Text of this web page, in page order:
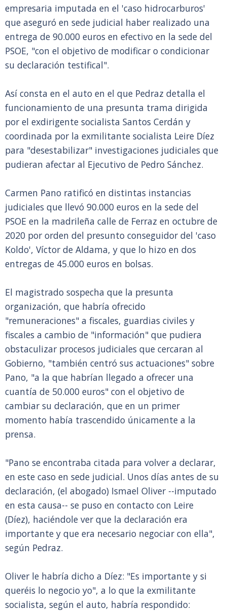
empresaria imputada en el 'caso hidrocarburos'
que aseguró en sede judicial haber realizado una
entrega de 90.000 euros en efectivo en la sede del
PSOE, "con el objetivo de modificar o condicionar
su declaración testifical".
Así consta en el auto en el que Pedraz detalla el
funcionamiento de una presunta trama dirigida
por el exdirigente socialista Santos Cerdán y
coordinada por la exmilitante socialista Leire Díez
para "desestabilizar" investigaciones judiciales que
pudieran afectar al Ejecutivo de Pedro Sánchez.
Carmen Pano ratificó en distintas instancias
judiciales que llevó 90.000 euros en la sede del
PSOE en la madrileña calle de Ferraz en octubre de
2020 por orden del presunto conseguidor del 'caso
Koldo', Víctor de Aldama, y que lo hizo en dos
entregas de 45.000 euros en bolsas.
El magistrado sospecha que la presunta
organización, que habría ofrecido
"remuneraciones" a fiscales, guardias civiles y
fiscales a cambio de "información" que pudiera
obstaculizar procesos judiciales que cercaran al
Gobierno, "también centró sus actuaciones" sobre
Pano, "a la que habrían llegado a ofrecer una
cuantía de 50.000 euros" con el objetivo de
cambiar su declaración, que en un primer
momento había trascendido únicamente a la
prensa.
"Pano se encontraba citada para volver a declarar,
en este caso en sede judicial. Unos días antes de su
declaración, (el abogado) Ismael Oliver --imputado
en esta causa-- se puso en contacto con Leire
(Díez), haciéndole ver que la declaración era
importante y que era necesario negociar con ella",
según Pedraz.
Oliver le habría dicho a Díez: "Es importante y si
queréis lo negocio yo", a lo que la exmilitante
socialista, según el auto, habría respondido: